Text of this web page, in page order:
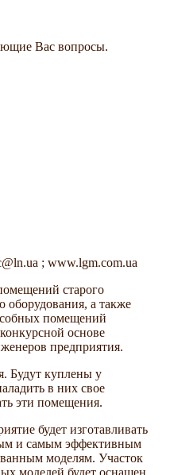
Вас вопросы.
; www.lgm.com.ua
старого
оборудования, а также
помещений
основе
предприятия.
Будут куплены у
в них свое
эти помещения.
будет изготавливать
и самым эффективным
моделям. Участок
моделей будет оснащен